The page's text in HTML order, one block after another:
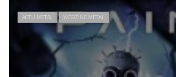
ACTU METAL WEBZINE METAL